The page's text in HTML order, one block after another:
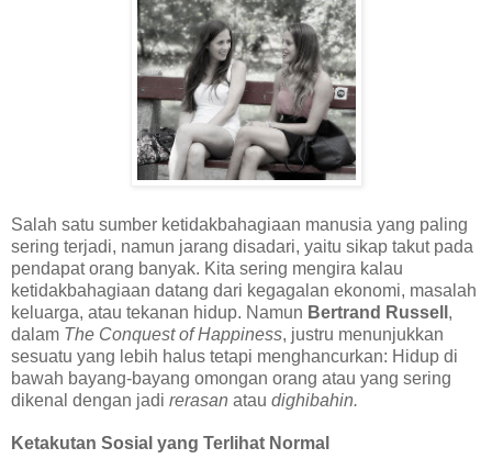
Salah satu sumber ketidakbahagiaan manusia yang paling
sering terjadi, namun jarang disadari, yaitu sikap takut pada
pendapat orang banyak. Kita sering mengira kalau
ketidakbahagiaan datang dari kegagalan ekonomi, masalah
keluarga, atau tekanan hidup. Namun Bertrand Russell ,
dalam The Conquest of Happiness, justru menunjukkan
sesuatu yang lebih halus tetapi menghancurkan: Hidup di
bawah bayang-bayang omongan orang atau yang sering
dikenal dengan jadi rerasan atau dighibahin.
Ketakutan Sosial yang Terlihat Normal